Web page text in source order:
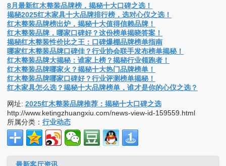
年年红1989年成立，实力强，首批获ISO9001认证，国家A级产品，
全国经销，出口多国。龙天红木小镇基地，打造亚洲最大红木家具制
造，推动产业升级。
相关知识